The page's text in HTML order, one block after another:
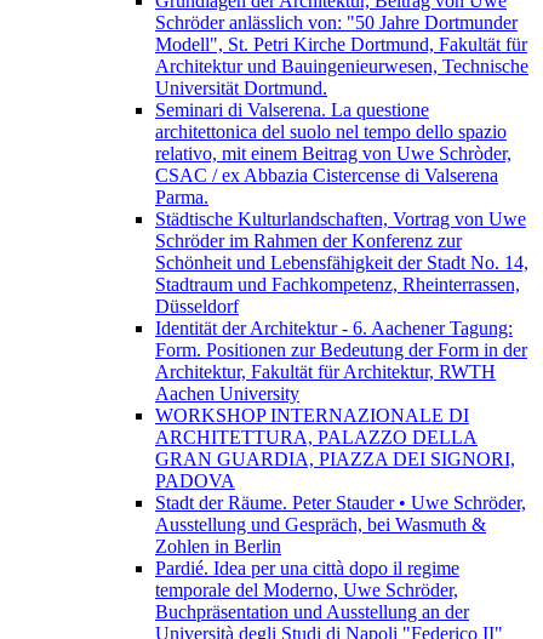
Schröder anlässlich von: "50 Jahre Dortmunder
Modell", St. Petri Kirche Dortmund, Fakultät für
Architektur und Bauingenieurwesen, Technische
Universität Dortmund.
Seminari di Valserena. La questione
architettonica del suolo nel tempo dello spazio
relativo, mit einem Beitrag von Uwe Schròder,
CSAC / ex Abbazia Cistercense di Valserena
Parma.
Städtische Kulturlandschaften, Vortrag von Uwe
Schröder im Rahmen der Konferenz zur
Schönheit und Lebensfähigkeit der Stadt No. 14,
Stadtraum und Fachkompetenz, Rheinterrassen,
Düsseldorf
Identität der Architektur - 6. Aachener Tagung:
Form. Positionen zur Bedeutung der Form in der
Architektur, Fakultät für Architektur, RWTH
Aachen University
WORKSHOP INTERNAZIONALE DI
ARCHITETTURA, PALAZZO DELLA
GRAN GUARDIA, PIAZZA DEI SIGNORI,
PADOVA
Stadt der Räume. Peter Stauder • Uwe Schröder,
Ausstellung und Gespräch, bei Wasmuth &
Zohlen in Berlin
Pardié. Idea per una città dopo il regime
temporale del Moderno, Uwe Schröder,
Buchpräsentation und Ausstellung an der
Università degli Studi di Napoli "Federico II"